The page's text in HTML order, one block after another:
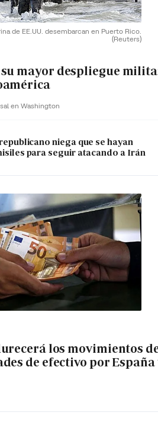
de EE.UU. desembarcan en Puerto Rico.
(Reuters)
mayor despliegue
en Washington
niega que se hayan
para seguir atacando a Irán
los movimientos
de efectivo por España